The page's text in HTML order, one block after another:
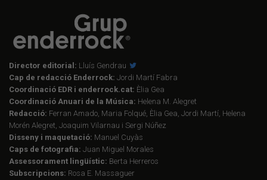
Director editorial: Lluís Gendrau
Cap de redacció Enderrock: Jordi Martí Fabra
Coordinació EDR i enderrock.cat: Èlia Gea
Coordinació Anuari de la Música: Helena M. Alegret
Redacció: Ferran Amado, Maria Folqué, Èlia Gea, Jordi Martí, Helena
Morén Alegret, Joaquim Vilarnau i Sergi Núñez
Disseny i maquetació: Manuel Cuyàs
Caps de fotografia: Juan Miguel Morales
Assessorament lingüístic: Berta Herreros
Subscripcions: Rosa E. Massaguer